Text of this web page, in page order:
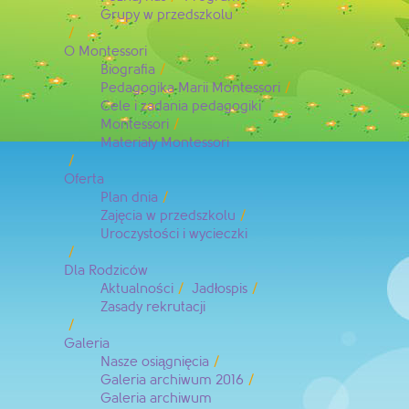
Grupy w przedszkolu
O Montessori
Biografia
Pedagogika Marii Montessori
Cele i zadania pedagogiki
Montessori
Materiały Montessori
Oferta
Plan dnia
Zajęcia w przedszkolu
Uroczystości i wycieczki
Dla Rodziców
Aktualności
Jadłospis
Zasady rekrutacji
Galeria
Nasze osiągnięcia
Galeria archiwum 2016
Galeria archiwum